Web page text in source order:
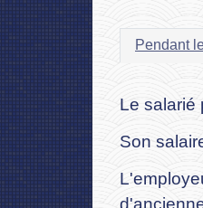
Pendant
Le salarié
Son